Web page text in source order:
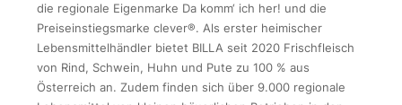
die regionale Eigenmarke Da komm‘ ich her! und die
Preiseinstiegsmarke clever®. Als erster heimischer
Lebensmittelhändler bietet BILLA seit 2020 Frischfleisch
von Rind, Schwein, Huhn und Pute zu 100 % aus
Österreich an. Zudem finden sich über 9.000 regionale